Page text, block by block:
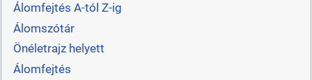
Álomfejtés A-tól Z-ig
Álomszótár
Önéletrajz helyett
Álomfejtés